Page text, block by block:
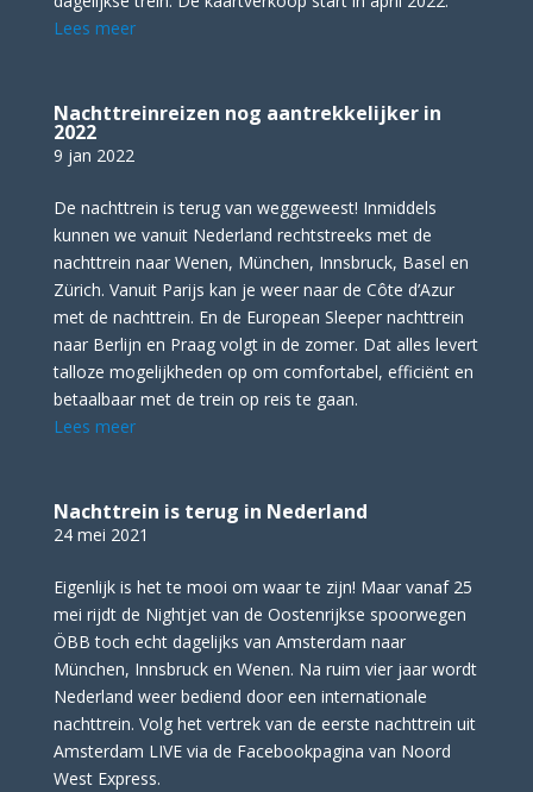
Lees meer
Nachttreinreizen nog aantrekkelijker in
2022
9 jan 2022
De nachttrein is terug van weggeweest! Inmiddels
kunnen we vanuit Nederland rechtstreeks met de
nachttrein naar Wenen, München, Innsbruck, Basel en
Zürich. Vanuit Parijs kan je weer naar de Côte d’Azur
met de nachttrein. En de European Sleeper nachttrein
naar Berlijn en Praag volgt in de zomer. Dat alles levert
talloze mogelijkheden op om comfortabel, efficiënt en
betaalbaar met de trein op reis te gaan.
Lees meer
Nachttrein is terug in Nederland
24 mei 2021
Eigenlijk is het te mooi om waar te zijn! Maar vanaf 25
mei rijdt de Nightjet van de Oostenrijkse spoorwegen
ÖBB toch echt dagelijks van Amsterdam naar
München, Innsbruck en Wenen. Na ruim vier jaar wordt
Nederland weer bediend door een internationale
nachttrein. Volg het vertrek van de eerste nachttrein uit
Amsterdam LIVE via de Facebookpagina van Noord
West Express.